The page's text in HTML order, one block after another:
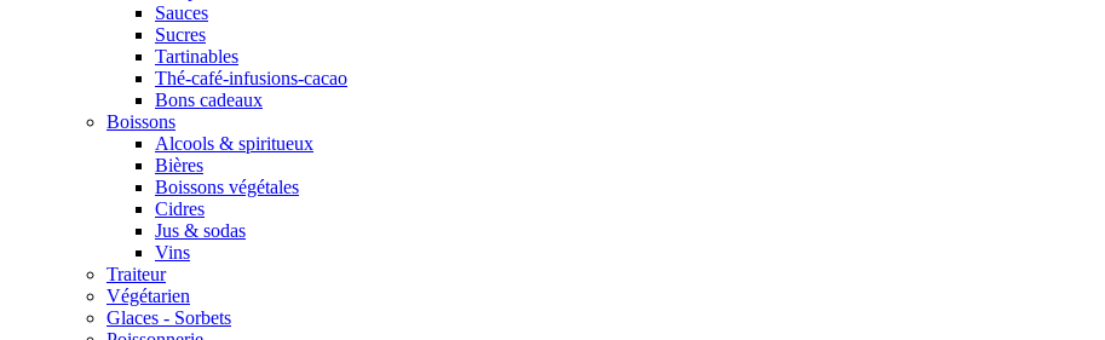
Sauces
Sucres
Tartinables
Thé-café-infusions-cacao
Bons cadeaux
Boissons
Alcools & spiritueux
Bières
Boissons végétales
Cidres
Jus & sodas
Vins
Traiteur
Végétarien
Glaces - Sorbets